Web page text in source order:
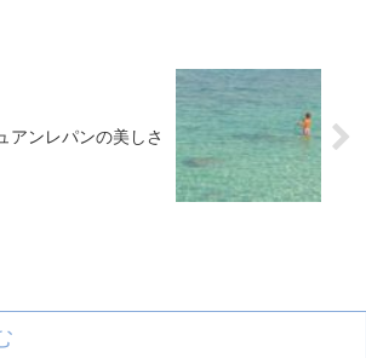
アンレパンの美しさ